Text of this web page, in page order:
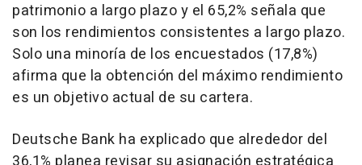
patrimonio a largo plazo y el 65,2% señala que
son los rendimientos consistentes a largo plazo.
Solo una minoría de los encuestados (17,8%)
afirma que la obtención del máximo rendimiento
es un objetivo actual de su cartera.
Deutsche Bank ha explicado que alrededor del